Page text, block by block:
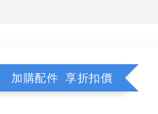
加購配件 享折扣價